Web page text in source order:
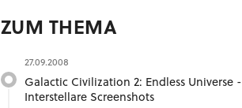
ZUM THEMA
27.09.2008
Galactic Civilization 2: Endless Universe -
Interstellare Screenshots